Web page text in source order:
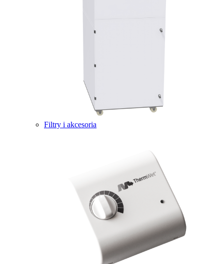
Filtry i akcesoria